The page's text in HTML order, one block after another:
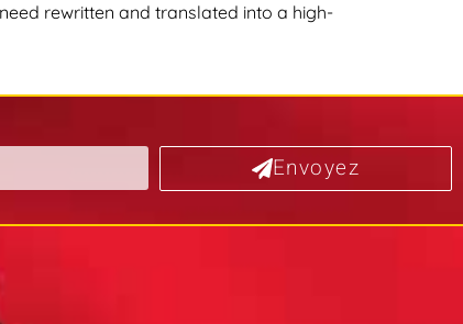
rewritten and translated into a high-
Envoyez